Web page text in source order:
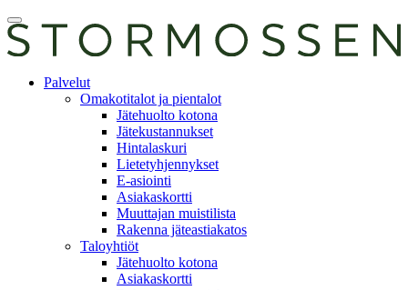
Skip
to
content
Avaa
päävalikko
asiointiPalvelut
Omakotitalot ja pientalot
Jätehuolto kotona
Jätekustannukset
Hintalaskuri
Lietetyhjennykset
E-asiointi
Asiakaskortti
Muuttajan muistilista
Rakenna jäteastiakatos
Taloyhtiöt
Jätehuolto kotona
Asiakaskortti